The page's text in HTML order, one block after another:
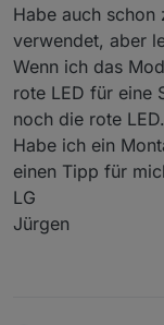
Habe auch schon
verwendet, aber
Wenn ich das
rote LED für eine
noch die rote LED.
Habe ich ein
einen Tipp für
LG
Jürgen